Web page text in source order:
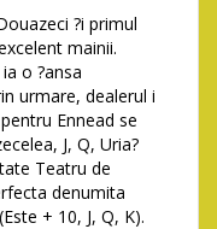
?i primul
mainii.
o ?ansa
urmare, dealerul i
Ennead se
J, Q, Uria?
Teatru de
denumita
+ 10, J, Q, K).